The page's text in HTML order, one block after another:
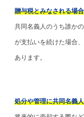
贈与税とみなされる場
共同名義人のうち誰か
が支払いを続けた場合
あります。
処分や管理に共同名義